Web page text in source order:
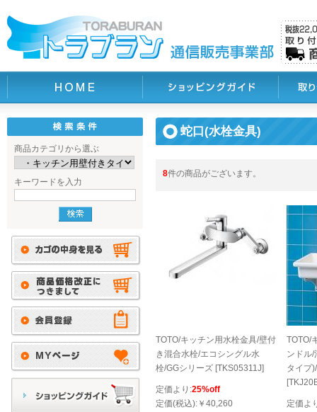
商品カテゴリから選ぶ
キーワードを入力
蛇口(水栓金具)
8件の商品がございます。
TOTO/キッチン用水栓金具/壁付
き混合水栓/エコシングル水
栓/GGシリーズ [TKS05311J]
定価より:25%off
定価(税込):￥40,260
TOTO/
ンドル/
タイプ
定価よ